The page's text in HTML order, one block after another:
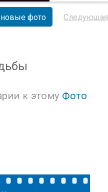
фото Следующая
к этому Фото